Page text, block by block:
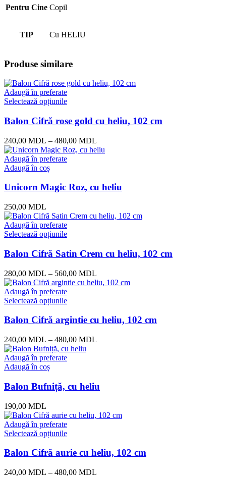
Pentru Cine Copil
TIP Cu HELIU
Produse similare
Adaugă în preferate
Selectează opțiunile
Balon Cifră rose gold cu heliu, 102 cm
240,00 MDL – 480,00 MDL
Adaugă în preferate
Adaugă în coș
Unicorn Magic Roz, cu heliu
250,00 MDL
Adaugă în preferate
Selectează opțiunile
Balon Cifră Satin Crem cu heliu, 102 cm
280,00 MDL – 560,00 MDL
Adaugă în preferate
Selectează opțiunile
Balon Cifră argintie cu heliu, 102 cm
240,00 MDL – 480,00 MDL
Adaugă în preferate
Adaugă în coș
Balon Bufniță, cu heliu
190,00 MDL
Adaugă în preferate
Selectează opțiunile
Balon Cifră aurie cu heliu, 102 cm
240,00 MDL – 480,00 MDL